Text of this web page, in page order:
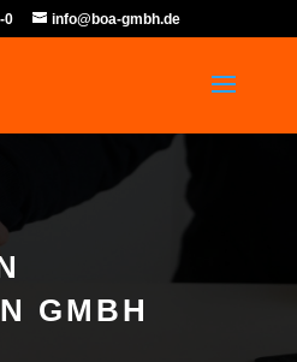
0 info@boa-gmbh.de
GMBH